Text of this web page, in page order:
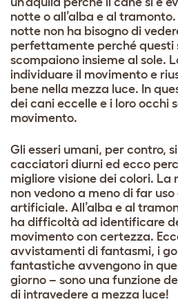
notte o all’alba e al
notte non ha bisogno di
perfettamente perché questi
scompaiono insieme al sole.
individuare il movimento e
bene nella mezza luce. In
dei cani eccelle e i loro occhi
movimento.
Gli esseri umani, per contro,
cacciatori diurni ed ecco
migliore visione dei colori. La
non vedono a meno di far
artificiale. All’alba e al
ha difficoltà ad identificare
movimento con certezza.
avvistamenti di fantasmi, i
fantastiche avvengono in
giorno – sono una funzione
di intravedere a mezza luce!